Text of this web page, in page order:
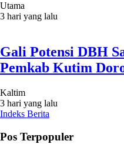
Utama
3 hari yang lalu
Gali Potensi DBH
Pemkab Kutim
Kaltim
3 hari yang lalu
Indeks Berita
Pos Terpopuler